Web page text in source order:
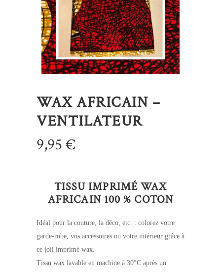
WAX AFRICAIN –
VENTILATEUR
9,95€
TISSU IMPRIMÉ WAX
AFRICAIN 100 % COTON
Idéal pour la couture, la déco, etc. : colorez votre
garde-robe, vos accessoires ou votre intérieur grâce à
ce joli imprimé wax.
Tissu wax lavable en machine à 30°C après un